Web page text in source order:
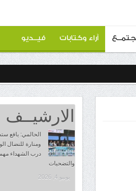
آراء وكتابات فيــديو
الارشيــف
الحالمي: يافع
ومنارة للنضال
درب الشهداء
والتضحيات
يونيو 4, 2026